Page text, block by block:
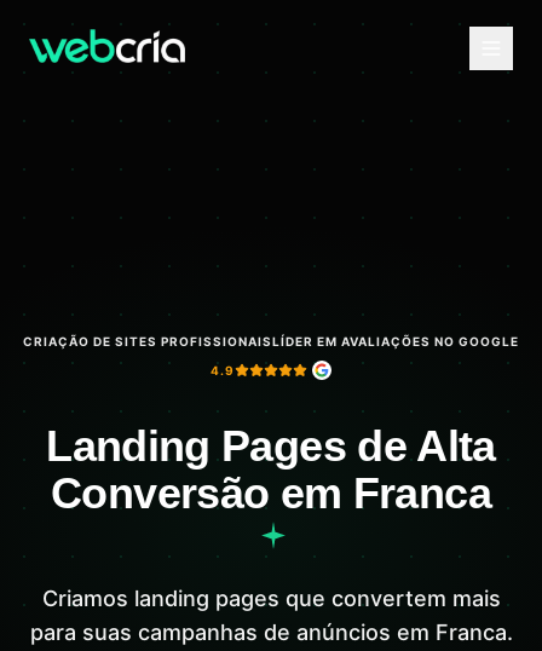
CRIAÇÃO DE SITES PROFISSIONAISLÍDER EM AVALIAÇÕES NO GOOGLE
4.9
Landing Pages de Alta
Conversão em Franca
Criamos landing pages que convertem mais
para suas campanhas de anúncios em Franca.